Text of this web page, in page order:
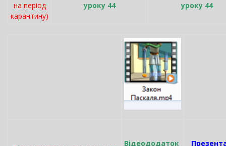
на період
карантину)
уроку 44
уроку 44
Відеододаток